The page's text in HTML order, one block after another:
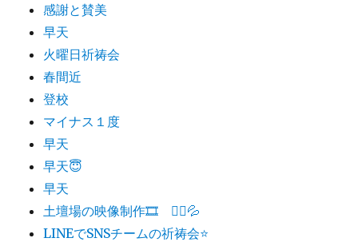
感謝と賛美
早天
火曜日祈祷会
春間近
登校
マイナス１度
早天
早天😇
早天
土壇場の映像制作🎞 🏃‍♂️💦
LINEでSNSチームの祈祷会⭐️